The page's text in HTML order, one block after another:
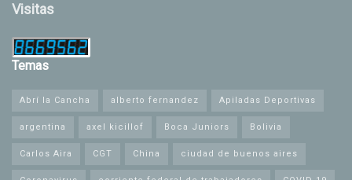
Visitas
Temas
Abrí la Cancha alberto fernandez Apiladas Deportivas
argentina axel kicillof Boca Juniors Bolivia
Carlos Aira CGT China ciudad de buenos aires